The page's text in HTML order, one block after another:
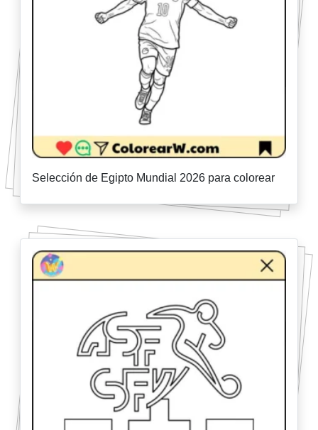
Selección de Egipto Mundial 2026 para colorear